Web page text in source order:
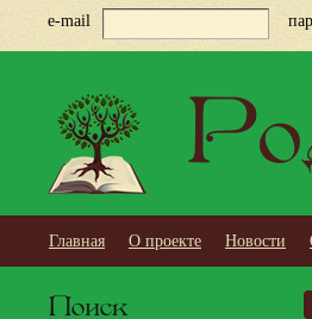
e-mail
Главная О проекте Новости
Поиск